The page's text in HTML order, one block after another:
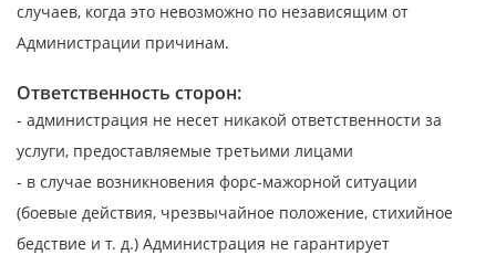
случаев, когда это невозможно по независящим от
Администрации причинам.
Ответственность сторон:
- администрация не несет никакой ответственности за
услуги, предоставляемые третьими лицами
- в случае возникновения форс-мажорной ситуации
(боевые действия, чрезвычайное положение, стихийное
бедствие и т. д.) Администрация не гарантирует